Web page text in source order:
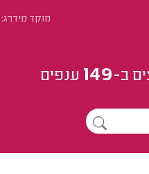
מוקד מידרג:
ב-149 ענפים